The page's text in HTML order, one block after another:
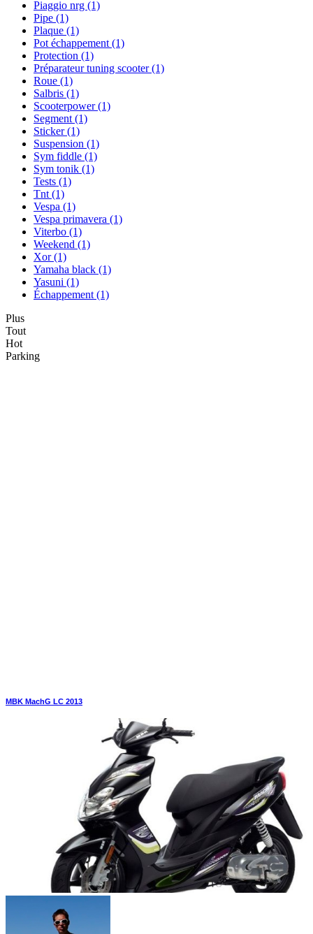
Piaggio nrg (1)
Pipe (1)
Plaque (1)
Pot échappement (1)
Protection (1)
Préparateur tuning scooter(1)
Roue (1)
Salbris (1)
Scooterpower(1)
Segment (1)
Sticker(1)
Suspension (1)
Sym fiddle (1)
Sym tonik (1)
Tests (1)
Tnt (1)
Vespa (1)
Vespa primavera (1)
Viterbo (1)
Weekend (1)
Xor(1)
Yamaha black (1)
Yasuni (1)
Échappement (1)
Plus
Tout
Hot
Parking
MBK MachG LC 2013